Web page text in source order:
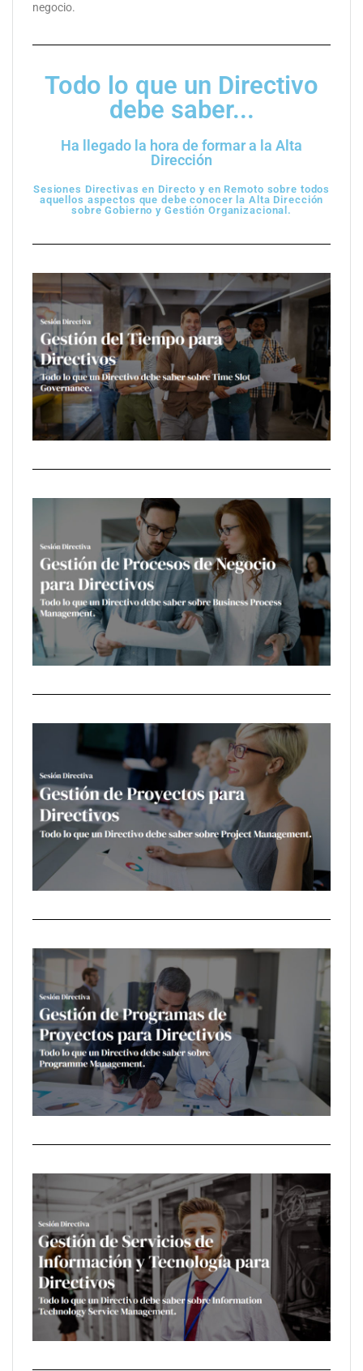
negocio.
Todo lo que un Directivo
debe saber...
Ha llegado la hora de formar a la Alta
Dirección
Sesiones Directivas en Directo y en Remoto sobre todos
aquellos aspectos que debe conocer la Alta Dirección
sobre Gobierno y Gestión Organizacional.